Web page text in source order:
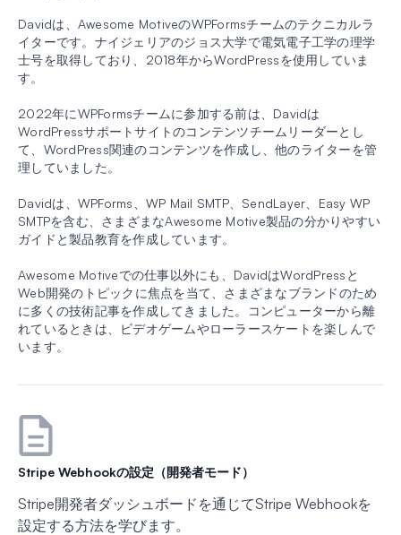
Davidは、Awesome MotiveのWPFormsチームのテクニカルラ
イターです。ナイジェリアのジョス大学で電気電子工学の理学
士号を取得しており、2018年からWordPressを使用していま
す。
2022年にWPFormsチームに参加する前は、Davidは
WordPressサポートサイトのコンテンツチームリーダーとし
て、WordPress関連のコンテンツを作成し、他のライターを管
理していました。
Davidは、WPForms、WP Mail SMTP、SendLayer、Easy WP
SMTPを含む、さまざまなAwesome Motive製品の分かりやすい
ガイドと製品教育を作成しています。
Awesome Motiveでの仕事以外にも、DavidはWordPressと
Web開発のトピックに焦点を当て、さまざまなブランドのため
に多くの技術記事を作成してきました。コンピューターから離
れているときは、ビデオゲームやローラースケートを楽しんで
います。
Stripe Webhookの設定（開発者モード）
Stripe開発者ダッシュボードを通じてStripe Webhookを
設定する方法を学びます。